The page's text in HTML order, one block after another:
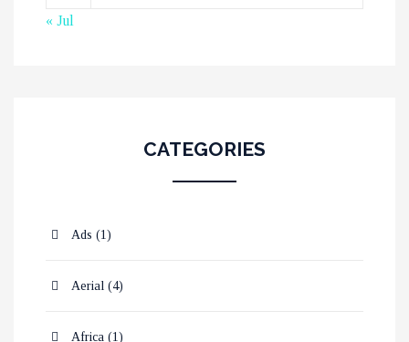
« Jul
CATEGORIES
Ads (1)
Aerial (4)
Africa (1)